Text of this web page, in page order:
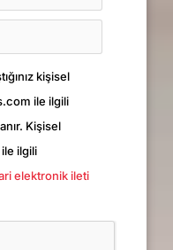
kişisel
ile ilgili
Kişisel
ilgili
elektronik ileti